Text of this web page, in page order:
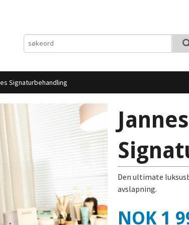
Signaturbehandling
Jannes
Den ultimate
avslapning.
Pris
NOK 1